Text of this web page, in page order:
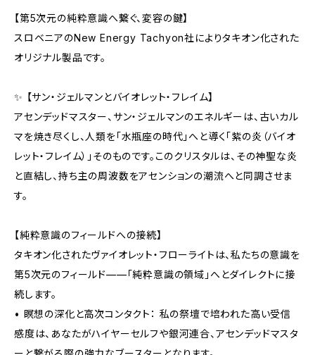
【第5次元の純粋意識へ繋ぐ、変容の鍵】
スロベニアのNew Energy Tachyon社によりタキオン化された
オリジナル製品です。
✨ 【サン・ジェルマンとバイオレット・フレイム】
アセンデッドマスター、サン・ジェルマンのエネルギーは、古いカル
マを焼き尽くし、人類を「水瓶座の時代」へと導く「紫の炎（バイオ
レット・フレイム）」そのものです。このクリスタルは、その神聖な炎
と直結し、持ち主の周波数をアセンションの潮流へと同調させま
す。
【純粋意識のフィールドへの接続】
タキオン化されたヴァイオレット・フローライトは、私たちの意識を
第5次元のフィールド——「純粋意識の領域」へとダイレクトに接
続します。
• 瞑想の深化と高次コンタクト： 私の祭壇で培われた高い受信
感度は、あなたがハイヤーセルフや銀河連合、アセンデッドマスタ